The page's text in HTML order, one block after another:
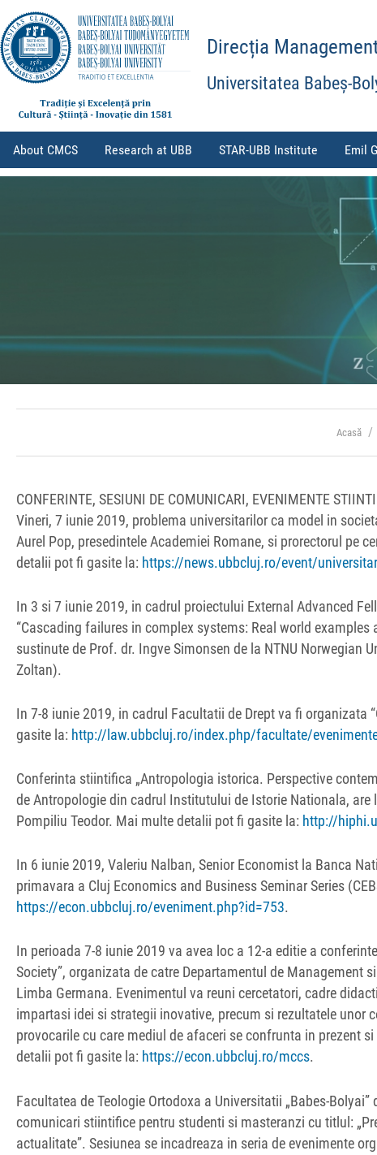
Direcția
Universitatea Babeș-
About CMCS Research at UBB STAR-UBB Institute Emil
Acasă
CONFERINTE, SESIUNI DE COMUNICARI, EVENIMENTE
Vineri, 7 iunie 2019, problema universitarilor ca model in
Aurel Pop, presedintele Academiei Romane, si prorectorul pe
detalii pot fi gasite la: https://news.ubbcluj.ro/event/
In 3 si 7 iunie 2019, in cadrul proiectului External Advanced
“Cascading failures in complex systems: Real world examples
sustinute de Prof. dr. Ingve Simonsen de la NTNU Norwegian
Zoltan).
In 7-8 iunie 2019, in cadrul Facultatii de Drept va fi organizata
gasite la: http://law.ubbcluj.ro/index.php/facultate/
Conferinta stiintifica „Antropologia istorica. Perspective
de Antropologie din cadrul Institutului de Istorie Nationala,
Pompiliu Teodor. Mai multe detalii pot fi gasite la: http://
In 6 iunie 2019, Valeriu Nalban, Senior Economist la Banca
primavara a Cluj Economics and Business Seminar Series
https://econ.ubbcluj.ro/eveniment.php?id=753.
In perioada 7-8 iunie 2019 va avea loc a 12-a editie a
Society”, organizata de catre Departamentul de Management
Limba Germana. Evenimentul va reuni cercetatori, cadre
impartasi idei si strategii inovative, precum si rezultatele unor
provocarile cu care mediul de afaceri se confrunta in prezent
detalii pot fi gasite la: https://econ.ubbcluj.ro/mccs.
Facultatea de Teologie Ortodoxa a Universitatii „Babes-
comunicari stiintifice pentru studenti si masteranzi cu titlul:
actualitate”. Sesiunea se incadreaza in seria de evenimente